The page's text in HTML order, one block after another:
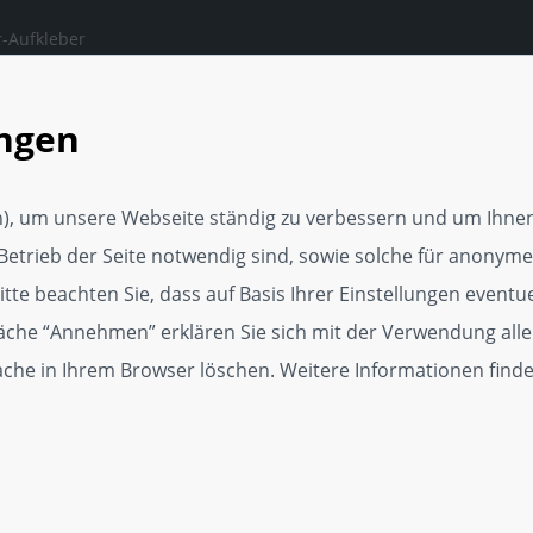
Aufkleber
Webseite
Vorlage
für Kundenzufriedenheit
um unsere Webseite ständig zu verbessern und um
der Seite notwendig sind, sowie solche für
beachten Sie, dass auf Basis Ihrer Einstellungen
“Annehmen” erklären Sie sich mit der Verwendung
in Ihrem Browser löschen. Weitere Informationen